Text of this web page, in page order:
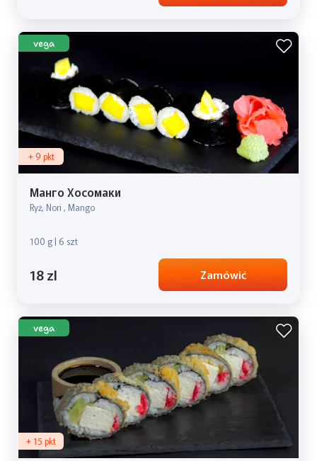
vega
+ 9 pkt
Манго Хосомаки
Ryż, Nori , Mango
100 g | 6 szt
18 zl Zamówić
vega
+ 15 pkt